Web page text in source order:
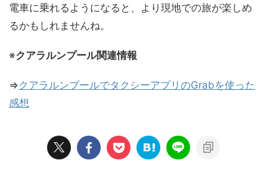
電車に乗れるようになると、より現地での旅が楽しめ
るかもしれませんね。
※クアラルンプール関連情報
⇒クアラルンプールでタクシーアプリのGrabを使った
感想